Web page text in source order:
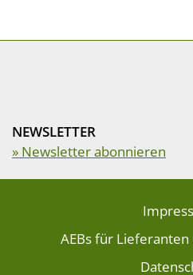
NEWSLETTER
» Newsletter abonnieren
AEBs für